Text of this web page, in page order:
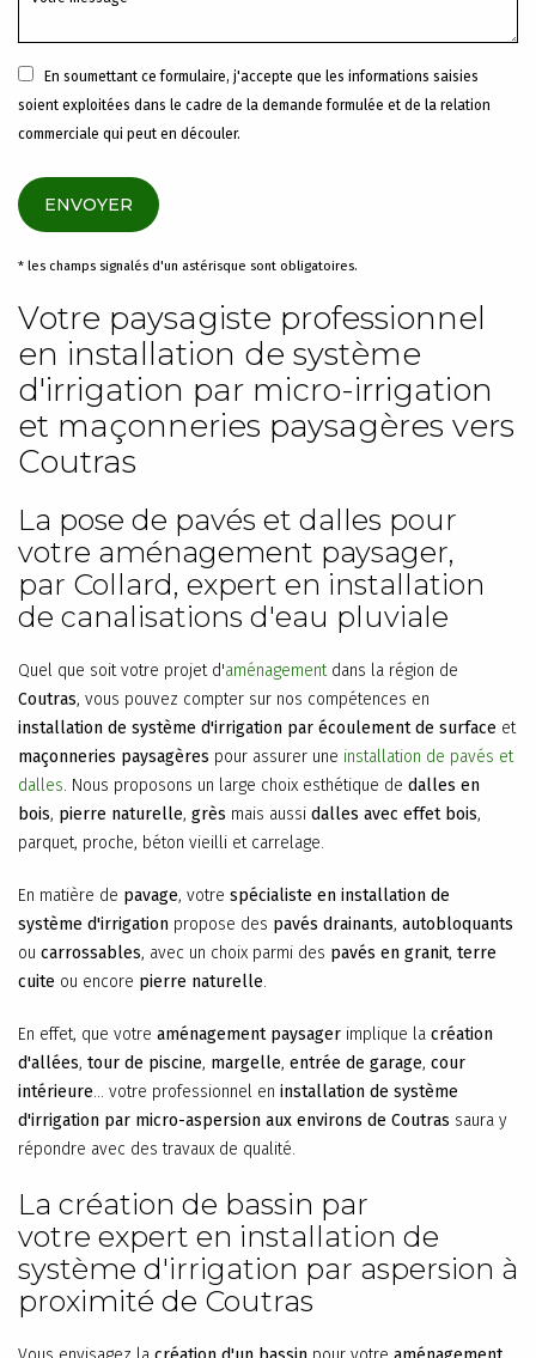
En soumettant ce formulaire, j'accepte que les informations saisies
soient exploitées dans le cadre de la demande formulée et de la relation
commerciale qui peut en découler.
* les champs signalés d'un astérisque sont obligatoires.
Votre paysagiste professionnel
en installation de système
d'irrigation par micro-irrigation
et maçonneries paysagères vers
Coutras
La pose de pavés et dalles pour
votre aménagement paysager,
par Collard, expert en installation
de canalisations d'eau pluviale
Quel que soit votre projet d'aménagementdans la région de
Coutras, vous pouvez compter sur nos compétences en
installation de système d'irrigation par écoulement de surface et
maçonneries paysagères pour assurer une installation de pavés et
dalles. Nous proposons un large choix esthétique de dalles en
bois, pierre naturelle, grès mais aussi dalles avec effet bois,
parquet, proche, béton vieilli et carrelage.
En matière de pavage, votre spécialiste en installation de
système d'irrigation propose des pavés drainants, autobloquants
ou carrossables, avec un choix parmi des pavés en granit, terre
cuite ou encore pierre naturelle.
En effet, que votre aménagement paysager implique la création
d'allées, tour de piscine, margelle, entrée de garage, cour
intérieure... votre professionnel en installation de système
d'irrigation par micro-aspersion aux environs de Coutras saura y
répondre avec des travaux de qualité.
La création de bassin par
votre expert en installation de
système d'irrigation par aspersion à
proximité de Coutras